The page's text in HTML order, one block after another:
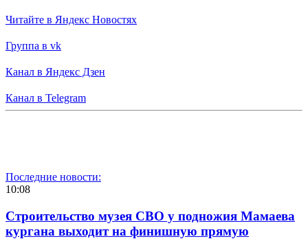
Читайте в Яндекс Новостях
Группа в vk
Канал в Яндекс Дзен
Канал в Telegram
Последние новости:
10:08
Строительство музея СВО у подножия Мамаева
кургана выходит на финишную прямую